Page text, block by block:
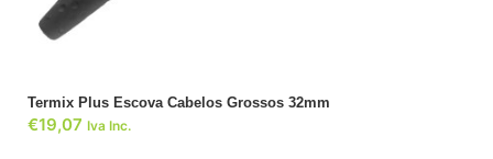
Termix Plus Escova Cabelos Grossos 32mm
€19,07 Iva Inc.